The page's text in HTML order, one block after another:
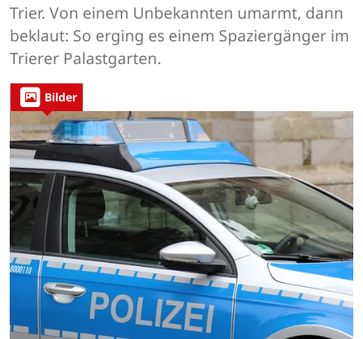
Trier. Von einem Unbekannten umarmt, dann
beklaut: So erging es einem Spaziergänger im
Trierer Palastgarten.
Bilder